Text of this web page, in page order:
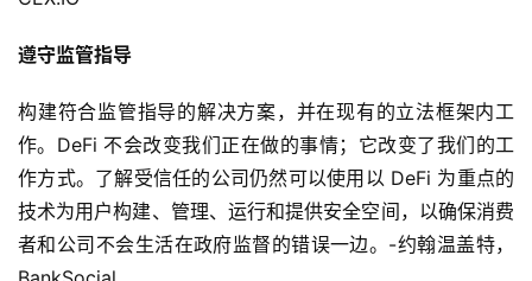
遵守监管指导
构建符合监管指导的解决方案，并在现有的立法框架内工
作。DeFi 不会改变我们正在做的事情；它改变了我们的工
作方式。了解受信任的公司仍然可以使用以 DeFi 为重点的
技术为用户构建、管理、运行和提供安全空间，以确保消费
者和公司不会生活在政府监督的错误一边。-约翰温盖特，